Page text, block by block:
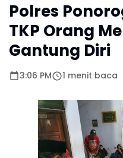
Polres
TKP Orang
Gantung Diri
3:06 PM 1 menit baca